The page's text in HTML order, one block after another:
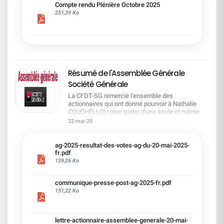
cadre du dialogue social.Bonne lecture !
Compte rendu Plénière Octobre 2025
251,39 Ko
Résumé de l'Assemblée Générale
Société Générale
La CFDT-SG remercie l'ensemble des
actionnaires qui ont donné pourvoir à Nathalie
COUCHELLOU pour parler d'une seule et même
voix.L'assemblée Générale s'est ouverte avec 4
souligné la forte amélioration en 2024 de tous les
facteurs financiers et le premier trimestre 2025
encourageant.Le Directeur Général, Slawomir
solide. Etre une banque simple et intégrée. Etre
une banque efficace. Etre une banque rentable. Le
22 mai 25
ag-2025-resultat-des-votes-ag-du-20-mai-2025-
fr.pdf
139,26 Ko
communique-presse-post-ag-2025-fr.pdf
151,22 Ko
lettre-actionnaire-assemblee-generale-20-mai-